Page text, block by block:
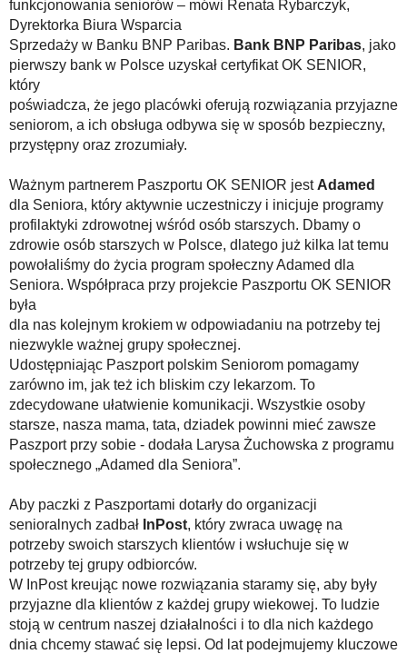
funkcjonowania seniorów – mówi Renata Rybarczyk,
Dyrektorka Biura Wsparcia
Sprzedaży w Banku BNP Paribas. Bank BNP Paribas, jako
pierwszy bank w Polsce uzyskał certyfikat OK SENIOR,
który
poświadcza, że jego placówki oferują rozwiązania przyjazne
seniorom, a ich obsługa odbywa się w sposób bezpieczny,
przystępny oraz zrozumiały.
Ważnym partnerem Paszportu OK SENIOR jest Adamed
dla Seniora, który aktywnie uczestniczy i inicjuje programy
profilaktyki zdrowotnej wśród osób starszych. Dbamy o
zdrowie osób starszych w Polsce, dlatego już kilka lat temu
powołaliśmy do życia program społeczny Adamed dla
Seniora. Współpraca przy projekcie Paszportu OK SENIOR
była
dla nas kolejnym krokiem w odpowiadaniu na potrzeby tej
niezwykle ważnej grupy społecznej.
Udostępniając Paszport polskim Seniorom pomagamy
zarówno im, jak też ich bliskim czy lekarzom. To
zdecydowane ułatwienie komunikacji. Wszystkie osoby
starsze, nasza mama, tata, dziadek powinni mieć zawsze
Paszport przy sobie - dodała Larysa Żuchowska z programu
społecznego „Adamed dla Seniora”.
Aby paczki z Paszportami dotarły do organizacji
senioralnych zadbał InPost, który zwraca uwagę na
potrzeby swoich starszych klientów i wsłuchuje się w
potrzeby tej grupy odbiorców.
W InPost kreując nowe rozwiązania staramy się, aby były
przyjazne dla klientów z każdej grupy wiekowej. To ludzie
stoją w centrum naszej działalności i to dla nich każdego
dnia chcemy stawać się lepsi. Od lat podejmujemy kluczowe